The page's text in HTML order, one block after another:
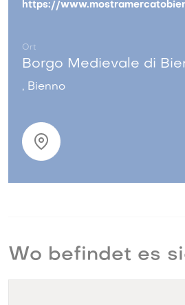
https://
Ort
Borgo Medievale di
, Bienno
Wo befindet es